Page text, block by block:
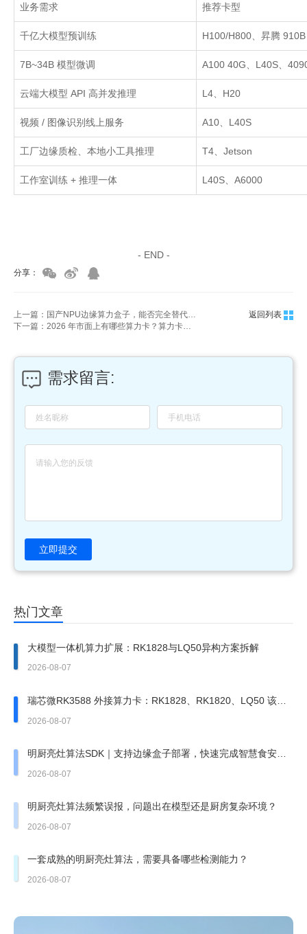
业务需求 推荐卡型
千亿大模型预训练 H100/H800 、昇腾 910B
7B~34B 模型微调 A100 40G L40S
云端大模型 API 高并发推理 L4 H20
视频 / 图像识别线上服务 A10 L40S
工厂边缘质检、本地小工具推理 T4 Jetson
工作室训练 + 推理一体 L40S A6000
- END -
分享：
上一篇：国产NPU边缘算力盒子，能否完全替代英伟达Jetson？
返回列表
下一篇：2026 年市面上有哪些算力卡？算力卡算力排名及参数对比推荐
需求留言:
立即提交
热门文章
大模型一体机算力扩展：RK1828与LQ50异构方案拆解
2026-08-07
瑞芯微RK3588 外接算力卡：RK1828、RK1820、LQ50 该上
哪一张？
2026-08-07
明厨亮灶算法SDK｜支持边缘盒子部署，快速完成智慧食安改
造
2026-08-07
明厨亮灶算法频繁误报，问题出在模型还是厨房复杂环境？
2026-08-07
一套成熟的明厨亮灶算法，需要具备哪些检测能力？
2026-08-07